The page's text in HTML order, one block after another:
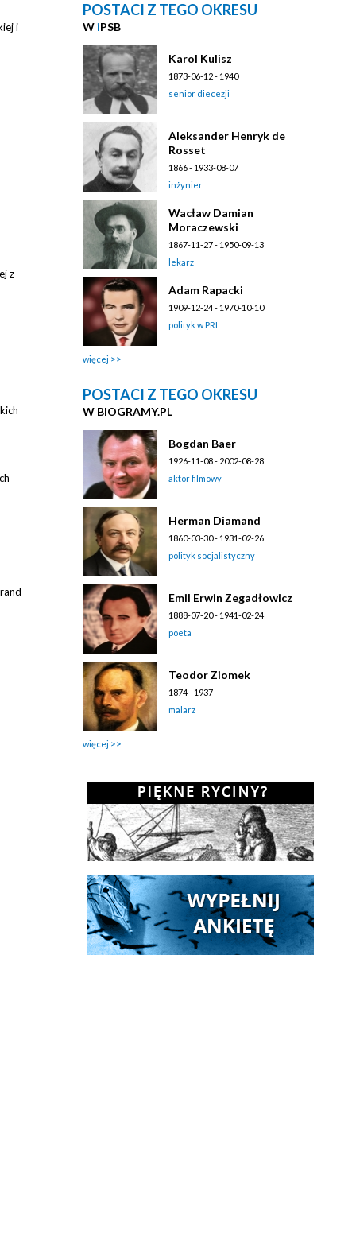
i
z
POSTACI Z TEGO OKRESU
W iPSB
Karol Kulisz
1873-06-12 - 1940
senior diecezji
Aleksander Henryk de
Rosset
1866 - 1933-08-07
inżynier
Wacław Damian
Moraczewski
1867-11-27 - 1950-09-13
lekarz
Adam Rapacki
1909-12-24 - 1970-10-10
polityk w PRL
więcej
POSTACI Z TEGO OKRESU
W BIOGRAMY.PL
Bogdan Baer
1926-11-08 - 2002-08-28
aktor filmowy
Herman Diamand
1860-03-30 - 1931-02-26
polityk socjalistyczny
Emil Erwin Zegadłowicz
1888-07-20 - 1941-02-24
poeta
Teodor Ziomek
1874 - 1937
malarz
więcej